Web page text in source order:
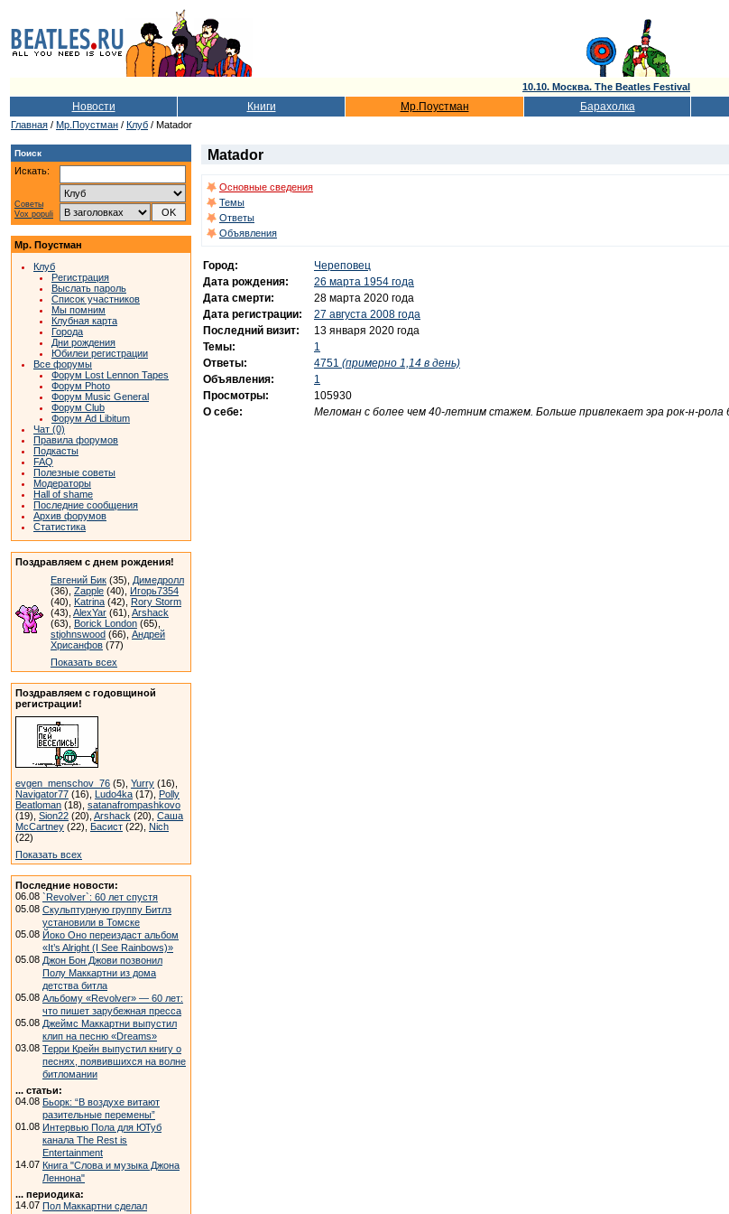
10.10. Москва. The Beatles Festival
Новости Книги Мр.Поустман Барахолка
Главная / Мр.Поустман / Клуб / Matador
Поиск
Искать:
Советы
Vox populi
Мр. Поустман
Клуб
Регистрация
Выслать пароль
Список участников
Мы помним
Клубная карта
Города
Дни рождения
Юбилеи регистрации
Все форумы
Форум Lost Lennon Tapes
Форум Photo
Форум Music General
Форум Club
Форум Ad Libitum
Чат (0)
Правила форумов
Подкасты
FAQ
Полезные советы
Модераторы
Hall of shame
Последние сообщения
Архив форумов
Статистика
Поздравляем с днем рождения!
Евгений Бик (35), Димедролл
(36), Zapple (40), Игорь7354
(40), Katrina (42), Rory Storm
(43), AlexYar (61), Arshack
(63), Borick London (65),
stjohnswood (66), Андрей
Хрисанфов (77)
Показать всех
Поздравляем с годовщиной
регистрации!
evgen_menschov_76 (5), Yurry (16),
Navigator77 (16), Ludo4ka (17), Polly
Beatloman (18), satanafrompashkovo
(19), Sion22 (20), Arshack (20), Саша
McCartney (22), Басист (22), Nich
(22)
Показать всех
Последние новости:
06.08 `Revolver`: 60 лет спустя
05.08 Скульптурную группу Битлз
установили в Томске
05.08 Йоко Оно переиздаст альбом
«It’s Alright (I See Rainbows)»
05.08 Джон Бон Джови позвонил
Полу Маккартни из дома
детства битла
05.08 Альбому «Revolver» — 60 лет:
что пишет зарубежная пресса
05.08 Джеймс Маккартни выпустил
клип на песню «Dreams»
03.08 Терри Крейн выпустил книгу о
песнях, появившихся на волне
битломании
... статьи:
04.08 Бьорк: “В воздухе витают
разительные перемены”
01.08 Интервью Пола для ЮТуб
канала The Rest is
Entertainment
14.07 Книга "Слова и музыка Джона
Леннона"
... периодика:
14.07 Пол Маккартни сделал
Matador
Основные сведения
Темы
Ответы
Объявления
Город:
Череповец
Дата рождения:
26 марта 1954 года
Дата смерти:
28 марта 2020 года
Дата регистрации:
27 августа 2008 года
Последний визит:
13 января 2020 года
Темы:
1
Ответы:
4751 (примерно 1,14 в день)
Объявления:
1
Просмотры:
105930
О себе:
Меломан с более чем 40-летним стажем. Больше привлекает эра рок-н-рола